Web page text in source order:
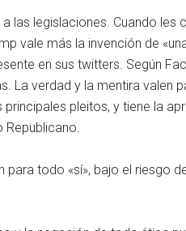
las legislaciones. Cuando les
vale más la invención de
en sus twitters. Según
La verdad y la mentira valen
pleitos, y tiene la
Republicano.
todo «sí», bajo el riesgo